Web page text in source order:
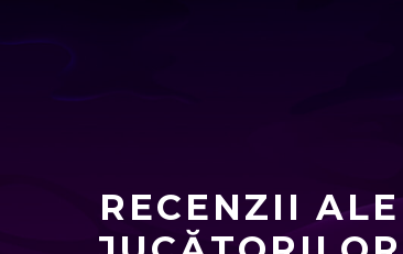
RECENZII ALE